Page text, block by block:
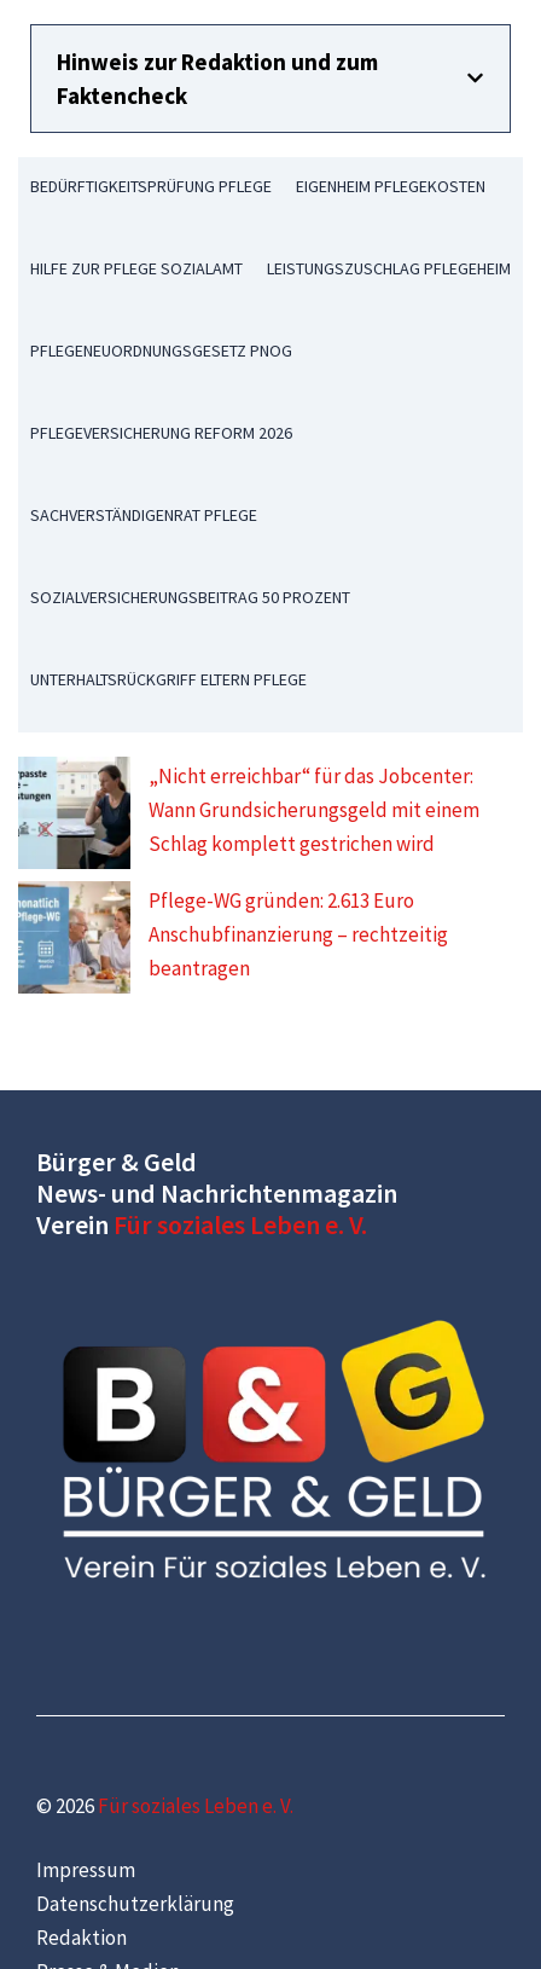
Hinweis zur Redaktion und zum
Faktencheck
BEDÜRFTIGKEITSPRÜFUNG PFLEGE EIGENHEIM PFLEGEKOSTEN
HILFE ZUR PFLEGE SOZIALAMT LEISTUNGSZUSCHLAG PFLEGEHEIM
PFLEGENEUORDNUNGSGESETZ PNOG
PFLEGEVERSICHERUNG REFORM 2026
SACHVERSTÄNDIGENRAT PFLEGE
SOZIALVERSICHERUNGSBEITRAG 50 PROZENT
UNTERHALTSRÜCKGRIFF ELTERN PFLEGE
„Nicht erreichbar“ für das Jobcenter:
Wann Grundsicherungsgeld mit einem
Schlag komplett gestrichen wird
Pflege-WG gründen: 2.613 Euro
Anschubfinanzierung – rechtzeitig
beantragen
Bürger & Geld
News- und Nachrichtenmagazin
Verein Für soziales Leben e. V.
© 2026Für soziales Leben e. V.
Impressum
Datenschutzerklärung
Redaktion